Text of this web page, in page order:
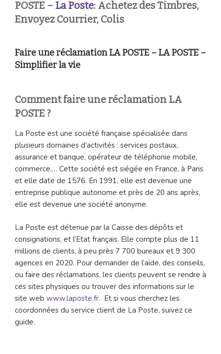
POSTE – La Poste: Achetez des Timbres,
Envoyez Courrier, Colis
Faire une réclamation LA POSTE – LA POSTE –
Simplifier la vie
Comment faire une réclamation LA
POSTE ?
La Poste est une société française spécialisée dans
plusieurs domaines d’activités : services postaux,
assurance et banque, opérateur de téléphonie mobile,
commerce,… Cette société est siégée en France, à Paris
et elle date de 1576. En 1991, elle est devenue une
entreprise publique autonome et près de 20 ans après,
elle est devenue une société anonyme.
La Poste est détenue par la Caisse des dépôts et
consignations, et l’Etat français. Elle compte plus de 11
millions de clients, à peu près 7 700 bureaux et 9 300
agences en 2020. Pour demander de l’aide, des conseils,
ou faire des réclamations, les clients peuvent se rendre à
ces sites physiques ou trouver des informations sur le
site web www.laposte.fr. Et si vous cherchez les
coordonnées du service client de La Poste, suivez ce
guide.